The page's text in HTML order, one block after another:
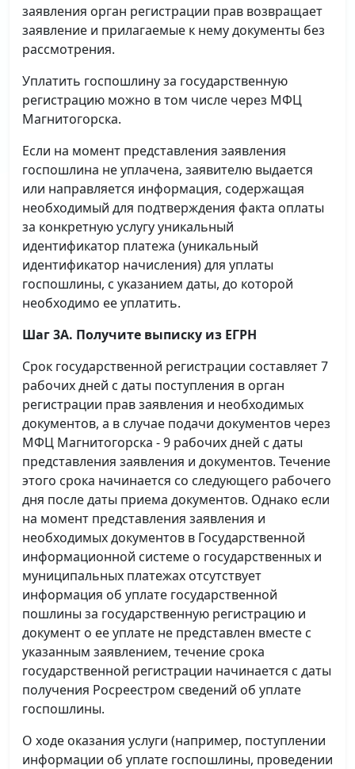
заявления орган регистрации прав возвращает
заявление и прилагаемые к нему документы без
рассмотрения.
Уплатить госпошлину за государственную
регистрацию можно в том числе через МФЦ
Магнитогорска.
Если на момент представления заявления
госпошлина не уплачена, заявителю выдается
или направляется информация, содержащая
необходимый для подтверждения факта оплаты
за конкретную услугу уникальный
идентификатор платежа (уникальный
идентификатор начисления) для уплаты
госпошлины, с указанием даты, до которой
необходимо ее уплатить.
Шаг 3А. Получите выписку из ЕГРН
Срок государственной регистрации составляет 7
рабочих дней с даты поступления в орган
регистрации прав заявления и необходимых
документов, а в случае подачи документов через
МФЦ Магнитогорска - 9 рабочих дней с даты
представления заявления и документов. Течение
этого срока начинается со следующего рабочего
дня после даты приема документов. Однако если
на момент представления заявления и
необходимых документов в Государственной
информационной системе о государственных и
муниципальных платежах отсутствует
информация об уплате государственной
пошлины за государственную регистрацию и
документ о ее уплате не представлен вместе с
указанным заявлением, течение срока
государственной регистрации начинается с даты
получения Росреестром сведений об уплате
госпошлины.
О ходе оказания услуги (например, поступлении
информации об уплате госпошлины, проведении